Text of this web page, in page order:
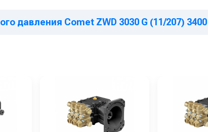
давления Comet ZWD 3030 G (11/207)